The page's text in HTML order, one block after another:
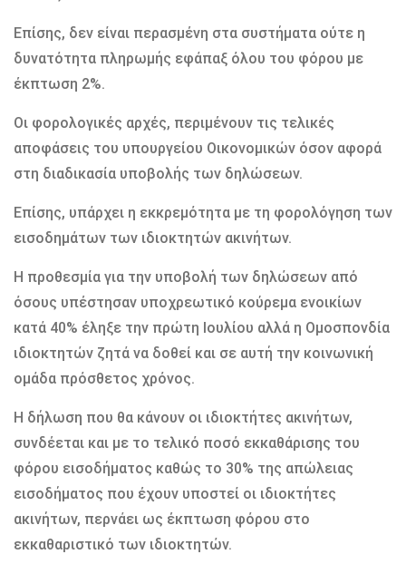
Επίσης, δεν είναι περασμένη στα συστήματα ούτε η
δυνατότητα πληρωμής εφάπαξ όλου του φόρου με
έκπτωση 2%.
Οι φορολογικές αρχές, περιμένουν τις τελικές
αποφάσεις του υπουργείου Οικονομικών όσον αφορά
στη διαδικασία υποβολής των δηλώσεων.
Επίσης, υπάρχει η εκκρεμότητα με τη φορολόγηση των
εισοδημάτων των ιδιοκτητών ακινήτων.
Η προθεσμία για την υποβολή των δηλώσεων από
όσους υπέστησαν υποχρεωτικό κούρεμα ενοικίων
κατά 40% έληξε την πρώτη Ιουλίου αλλά η Ομοσπονδία
ιδιοκτητών ζητά να δοθεί και σε αυτή την κοινωνική
ομάδα πρόσθετος χρόνος.
Η δήλωση που θα κάνουν οι ιδιοκτήτες ακινήτων,
συνδέεται και με το τελικό ποσό εκκαθάρισης του
φόρου εισοδήματος καθώς το 30% της απώλειας
εισοδήματος που έχουν υποστεί οι ιδιοκτήτες
ακινήτων, περνάει ως έκπτωση φόρου στο
εκκαθαριστικό των ιδιοκτητών.